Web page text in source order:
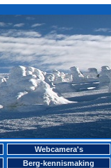
Webcamera's
Berg-kennismaking